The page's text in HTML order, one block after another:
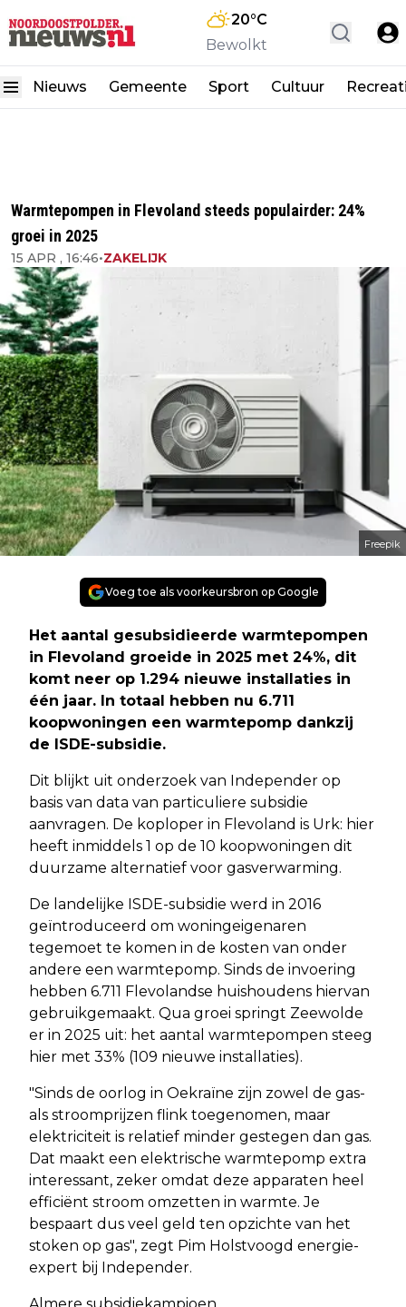
20°C
Bewolkt
Nieuws Gemeente Sport Cultuur
Warmtepompen in Flevoland steeds populairder: 24%
groei in 2025
15 APR , 16:46•ZAKELIJK
Freepik
Voeg toe als voorkeursbron op Google
Het aantal gesubsidieerde warmtepompen
in Flevoland groeide in 2025 met 24%, dit
komt neer op 1.294 nieuwe installaties in
één jaar. In totaal hebben nu 6.711
koopwoningen een warmtepomp dankzij
de ISDE-subsidie.
Dit blijkt uit onderzoek van Independer op
basis van data van particuliere subsidie
aanvragen. De koploper in Flevoland is Urk: hier
heeft inmiddels 1 op de 10 koopwoningen dit
duurzame alternatief voor gasverwarming.
De landelijke ISDE-subsidie werd in 2016
geïntroduceerd om woningeigenaren
tegemoet te komen in de kosten van onder
andere een warmtepomp. Sinds de invoering
hebben 6.711 Flevolandse huishoudens hiervan
gebruikgemaakt. Qua groei springt Zeewolde
er in 2025 uit: het aantal warmtepompen steeg
hier met 33% (109 nieuwe installaties).
"Sinds de oorlog in Oekraïne zijn zowel de gas-
als stroomprijzen flink toegenomen, maar
elektriciteit is relatief minder gestegen dan gas.
Dat maakt een elektrische warmtepomp extra
interessant, zeker omdat deze apparaten heel
efficiënt stroom omzetten in warmte. Je
bespaart dus veel geld ten opzichte van het
stoken op gas", zegt Pim Holstvoogd energie-
expert bij Independer.